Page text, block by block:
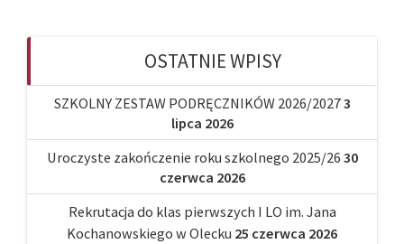
OSTATNIE WPISY
SZKOLNY ZESTAW PODRĘCZNIKÓW 2026/20273
lipca 2026
Uroczyste zakończenie roku szkolnego 2025/26 30
czerwca 2026
Rekrutacja do klas pierwszych I LO im. Jana
Kochanowskiego w Olecku 25 czerwca 2026